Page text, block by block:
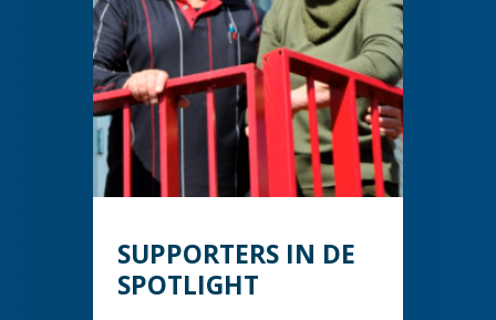
SUPPORTERS IN DE
SPOTLIGHT